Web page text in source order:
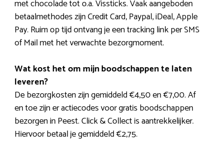
met chocolade tot o.a. Vissticks. Vaak aangeboden
betaalmethodes zijn Credit Card, Paypal, iDeal, Apple
Pay. Ruim op tijd ontvang je een tracking link per SMS
of Mail met het verwachte bezorgmoment.
Wat kost het om mijn boodschappen te laten
leveren?
De bezorgkosten zijn gemiddeld €4,50 en €7,00. Af
en toe zijn er actiecodes voor gratis boodschappen
bezorgen in Peest. Click & Collect is aantrekkelijker.
Hiervoor betaal je gemiddeld €2,75.